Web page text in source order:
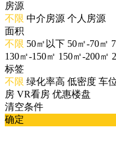
房源
不限 中介房源 个人房源
面积
不限 50㎡以下 50㎡-70㎡
130㎡-150㎡ 150㎡-200㎡
标签
不限 绿化率高 低密度 车
房 VR看房 优惠楼盘
清空条件
确定